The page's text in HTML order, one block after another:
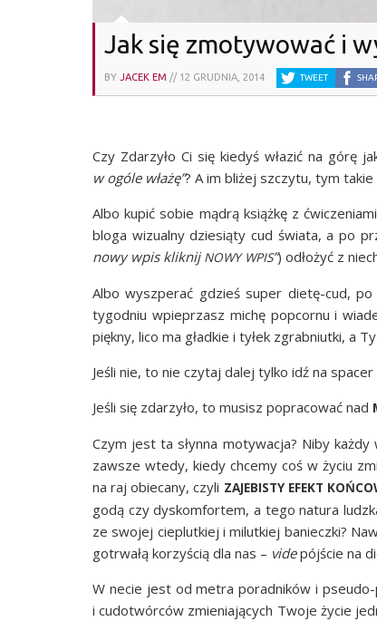
Jak się zmotywować i
BY JACEK EM // 12 GRUDNIA, 2014 TWEET
Czy Zda­rzy­ło Ci się kie­dyś wła­zić na górę
w ogó­le wła­żę”? A im bli­żej szczy­tu, tym takie
Albo kupić sobie mądrą książ­kę z
blo­ga wizu­al­ny dzie­sią­ty cud świa­ta, a po
nowy wpis klik­nijNOWY WPIS”) odło­żyć z
Albo wyszpe­rać gdzieś super die­tę-cud,
tygo­dniu wpie­przasz michę popcor­nu i
pięk­ny, lico ma gład­kie i tyłek zgrab­niut­ki, a
Jeśli nie, to nie czy­taj dalej tyl­ko idź na
Jeśli się zda­rzy­ło, to musisz popra­co­wać nad
Czym jest ta słyn­na moty­wa­cja? Niby
zawsze wte­dy, kie­dy chce­my coś w życiu
na raj obie­ca­ny, czy­li ZAJEBISTY EFEKT
go­dą czy dys­kom­for­tem, a tego natu­ra
ze swo­jej cie­plut­kiej i milut­kiej baniecz­ki?
go­trwa­łą korzy­ścią dla nas – videpój­ście na
W necie jest od metra porad­ni­ków i
i cudo­twór­ców zmie­nia­ją­cych Two­je życie